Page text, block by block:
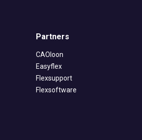
Partners
CAOloon
Easyflex
Flexsupport
Flexsoftware